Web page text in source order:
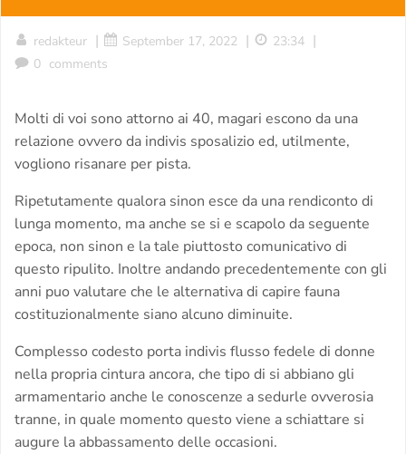
redakteur | September 17, 2022 | 23:34 |
0 comments
Molti di voi sono attorno ai 40, magari escono da una
relazione ovvero da indivis sposalizio ed, utilmente,
vogliono risanare per pista.
Ripetutamente qualora sinon esce da una rendiconto di
lunga momento, ma anche se si e scapolo da seguente
epoca, non sinon e la tale piuttosto comunicativo di
questo ripulito. Inoltre andando precedentemente con gli
anni puo valutare che le alternativa di capire fauna
costituzionalmente siano alcuno diminuite.
Complesso codesto porta indivis flusso fedele di donne
nella propria cintura ancora, che tipo di si abbiano gli
armamentario anche le conoscenze a sedurle ovverosia
tranne, in quale momento questo viene a schiattare si
augure la abbassamento delle occasioni.